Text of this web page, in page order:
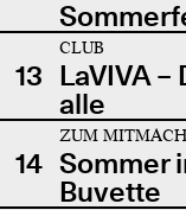
13
CLUB
LaVIVA
alle
14
ZUM
Sommer
Buvette